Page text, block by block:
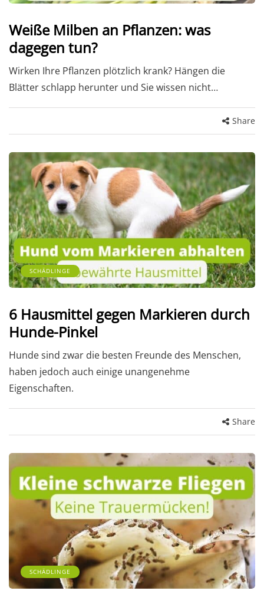
Weiße Milben an Pflanzen: was
dagegen tun?
Wirken Ihre Pflanzen plötzlich krank? Hängen die
Blätter schlapp herunter und Sie wissen nicht…
Share
SCHÄDLINGE
6 Hausmittel gegen Markieren durch
Hunde-Pinkel
Hunde sind zwar die besten Freunde des Menschen,
haben jedoch auch einige unangenehme
Eigenschaften.
Share
SCHÄDLINGE